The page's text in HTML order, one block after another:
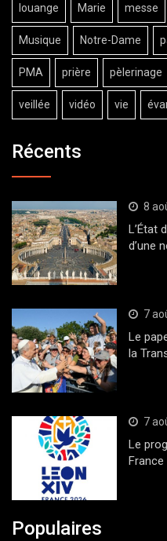
louange Marie messe
Musique Notre-Dame
PMA prière pèlerinage
veillée vidéo vie
Récents
8
L’État
d’une
7
Le
la
7
Le
France
Populaires